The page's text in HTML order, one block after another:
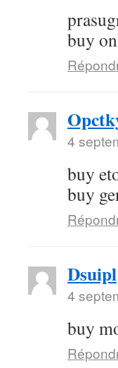
buy
4
buy
buy
Dsuipl
4
buy